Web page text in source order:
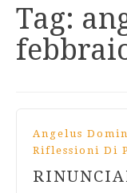
Tag:
Angelus
Riflessioni Di